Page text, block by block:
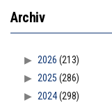
Archiv
2026 (213)
2025 (286)
2024(298)